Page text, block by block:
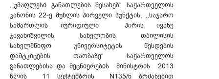
,,უმაღლესი განათლების შესახებ“ საქართველოს
კანონის 22-ე მუხლის პირველი პუნქტის, ,,საჯარო
სამართლის იურიდიული პირის ივანე
ჯავახიშვილის სახელობის თბილისის
სახელმწიფო უნივერსიტეტის წესდების
დამტკიცების თაობაზე“ საქართველოს
განათლებისა და მეცნიერების მინისტრის 2013
წლის 11 სექტემბრის N135/ნ ბრძანებით